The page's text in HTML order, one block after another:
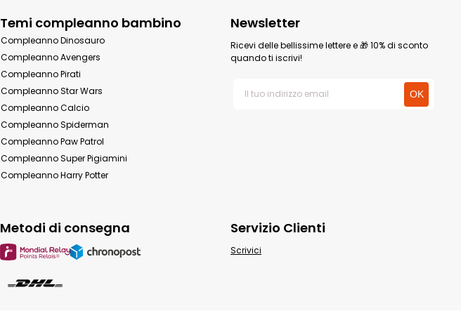
Temi compleanno bambino
Compleanno Dinosauro
Compleanno Avengers
Compleanno Pirati
Compleanno Star Wars
Compleanno Calcio
Compleanno Spiderman
Compleanno Paw Patrol
Compleanno Super Pigiamini
Compleanno Harry Potter
Newsletter
Ricevi delle bellissime lettere e 🎁 10% di sconto
quando ti iscrivi!
Metodi di consegna Servizio Clienti
Scrivici